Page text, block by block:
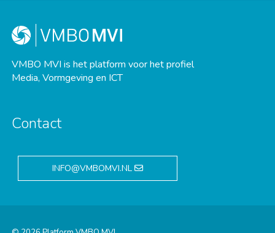
VMBO MVI is het platform voor het profiel
Media, Vormgeving en ICT
Contact
INFO@VMBOMVI.NL